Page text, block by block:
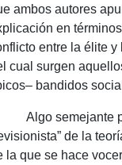
ambos autores
en
entre la élite y
cual surgen
bandidos
Algo semejante
de la
la que se hace